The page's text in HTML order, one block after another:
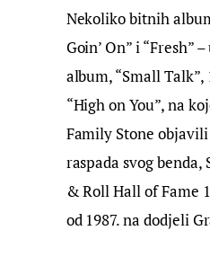
Nekoliko bitnih
Goin’ On” i
album, “Small
“High on You”, na
Family Stone objavili
raspada svog
& Roll Hall of Fame
od 1987. na dodjeli